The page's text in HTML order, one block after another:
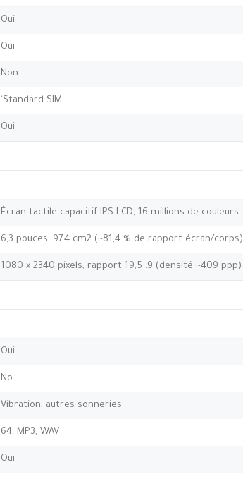
Oui
Oui
Non
`Standard SIM
Oui
Écran tactile capacitif IPS LCD, 16 millions de couleurs
6,3 pouces, 97,4 cm2 (~81,4 % de rapport écran/corps)
1080 x 2340 pixels, rapport 19,5 :9 (densité ~409 ppp)
Oui
No
Vibration, autres sonneries
64, MP3, WAV
Oui